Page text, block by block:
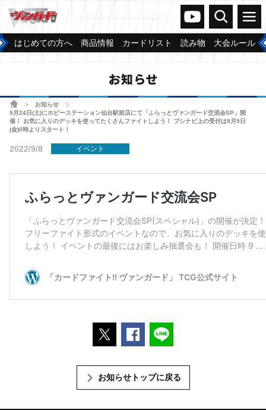
ヴァンガードch
検索 メニュー
はじめての方へ 商品情報 カードリスト 読み物 大会ルール
お知らせ
ホームお知らせ
9月24日(土)にホビーステーション仙台駅前店にて「ふらっとヴァンガード交流会SP」開
催！ お気に入りのデッキを使ってたくさんファイトしよう！ ブシナビ上の受付は9月9日
(金)0時よりスタート！
2022/9/8 イベント
ポストするFacebookでシェアする
お知らせトップに戻る